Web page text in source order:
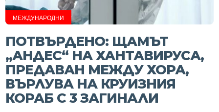
МЕЖДУНАРОДНИ
ПОТВЪРДЕНО: ЩАМЪТ
„АНДЕС“ НА ХАНТАВИРУСА,
ПРЕДАВАН МЕЖДУ ХОРА,
ВЪРЛУВА НА КРУИЗНИЯ
КОРАБ С 3 ЗАГИНАЛИ